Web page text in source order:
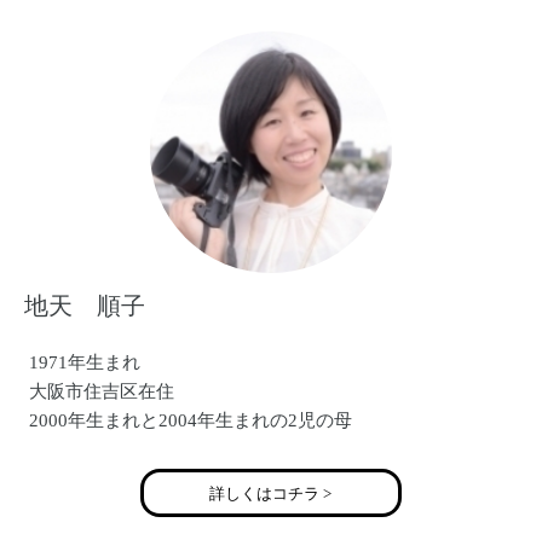
〇西宮阪急 「ベビーマタニティ撮影イベント」
〇産経新聞社主催「あんふぁん」撮影会
〇阪神百貨店 「関西キッズコレクション」撮影会
地天 順子
1971年生まれ
大阪市住吉区在住
2000年生まれと2004年生まれの2児の母
詳しくはコチラ >